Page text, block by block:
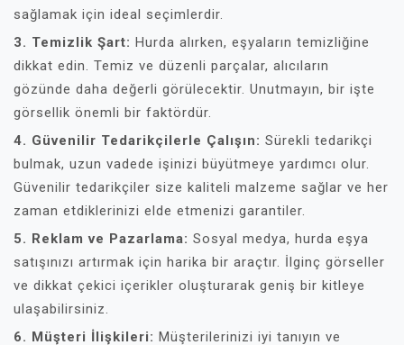
sağlamak için ideal seçimlerdir.
3. Temizlik Şart: Hurda alırken, eşyaların temizliğine
dikkat edin. Temiz ve düzenli parçalar, alıcıların
gözünde daha değerli görülecektir. Unutmayın, bir işte
görsellik önemli bir faktördür.
4. Güvenilir Tedarikçilerle Çalışın: Sürekli tedarikçi
bulmak, uzun vadede işinizi büyütmeye yardımcı olur.
Güvenilir tedarikçiler size kaliteli malzeme sağlar ve her
zaman etdiklerinizi elde etmenizi garantiler.
5. Reklam ve Pazarlama: Sosyal medya, hurda eşya
satışınızı artırmak için harika bir araçtır. İlginç görseller
ve dikkat çekici içerikler oluşturarak geniş bir kitleye
ulaşabilirsiniz.
6. Müşteri İlişkileri: Müşterilerinizi iyi tanıyın ve